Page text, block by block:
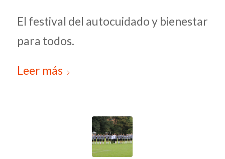
El festival del autocuidado y bienestar
para todos.
Leer más